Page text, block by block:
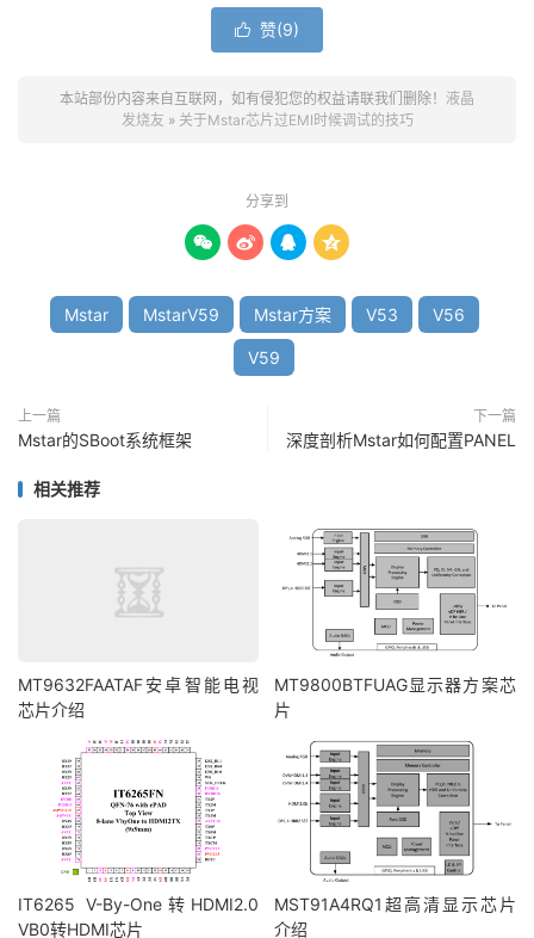
 赞(9)
本站部份内容来自互联网，如有侵犯您的权益请联我们删除！ 液晶
发烧友 » 关于Mstar芯片过EMI时候调试的技巧
分享到
   
Mstar MstarV59 Mstar方案 V53 V56
V59
上一篇
Mstar的SBoot系统框架
下一篇
深度剖析Mstar如何配置PANEL
相关推荐
MT9632FAATAF安卓智能电视
芯片介绍
MT9800BTFUAG显示器方案芯
片
IT6265 V-By-One转HDMI2.0
VB0转HDMI芯片
MST91A4RQ1超高清显示芯片
介绍